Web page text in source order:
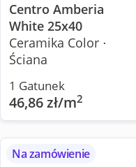
Centro Amberia
White 25x40
Ceramika Color ⋅
Ściana
1 Gatunek
46,86 zł/m2
Na zamówienie